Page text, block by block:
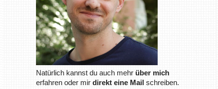
Natürlich kannst du auch mehr über mich
erfahren oder mir direkt eine Mail schreiben.